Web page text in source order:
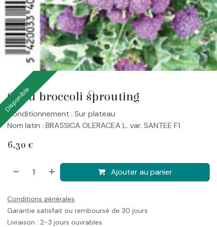
Chou broccoli sprouting
Disponible
Conditionnement : Sur plateau
Nom latin : BRASSICA OLERACEA L. var. SANTEE F1
6,30 €
Ajouter au panier
Conditions générales
Garantie satisfait ou remboursé de 30 jours
Livraison : 2-3 jours ouvrables